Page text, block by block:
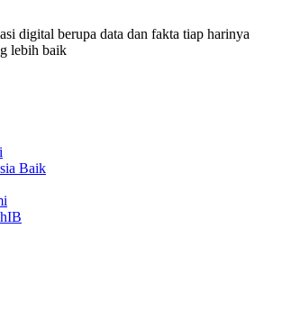
digital berupa data dan fakta tiap harinya
lebih baik
Baik